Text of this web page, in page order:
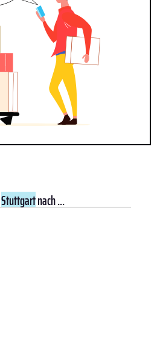
Stuttgartnach ...